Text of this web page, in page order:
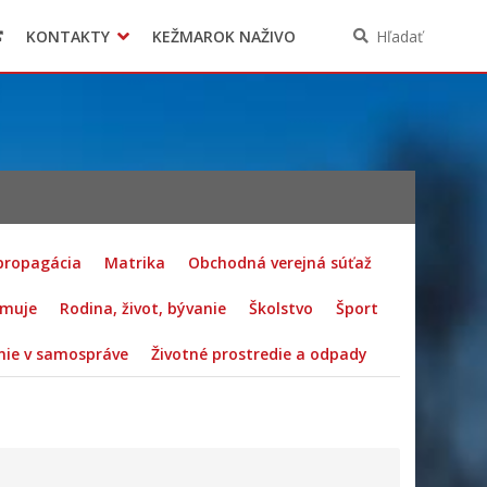
KONTAKTY KEŽMAROK NAŽIVO Hľadať
Matrika Obchodná verejná súťaž
Rodina, život, bývanie Školstvo Šport
v samospráve Životné prostredie a odpady